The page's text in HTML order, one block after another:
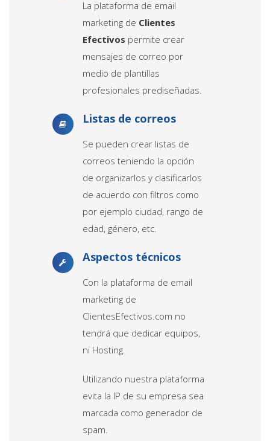
La plataforma de email
marketing de Clientes
Efectivos permite crear
mensajes de correo por
medio de plantillas
profesionales prediseñadas.
Listas de correos
Se pueden crear listas de
correos teniendo la opción
de organizarlos y clasificarlos
de acuerdo con filtros como
por ejemplo ciudad, rango de
edad, género, etc.
Aspectos técnicos
Con la plataforma de email
marketing de
ClientesEfectivos.com no
tendrá que dedicar equipos,
ni Hosting.
Utilizando nuestra plataforma
evita la IP de su empresa sea
marcada como generador de
spam.